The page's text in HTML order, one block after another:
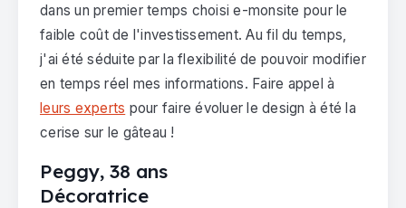
dans un premier temps choisi e-monsite pour le
faible coût de l'investissement. Au fil du temps,
j'ai été séduite par la flexibilité de pouvoir modifier
en temps réel mes informations. Faire appel à
leurs experts pour faire évoluer le design à été la
cerise sur le gâteau !
Peggy, 38 ans
Décoratrice